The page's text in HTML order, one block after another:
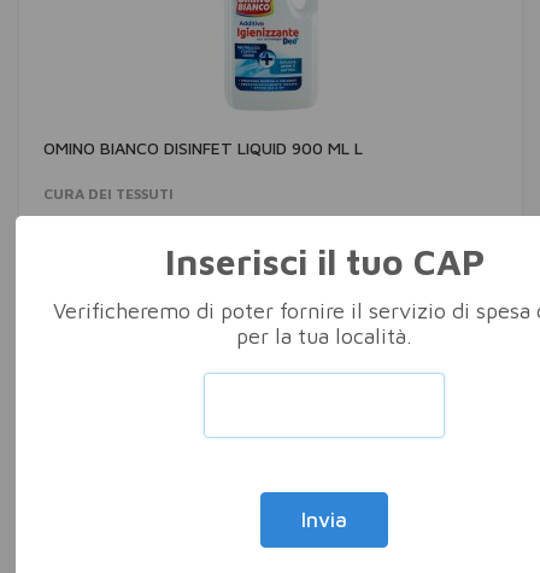
OMINO BIANCO DISINFET LIQUID 900 ML L
CURA DEI TESSUTI
Inserisci il tuo CAP
Verificheremo di poter fornire il servizio di spesa
per la tua località.
Invia